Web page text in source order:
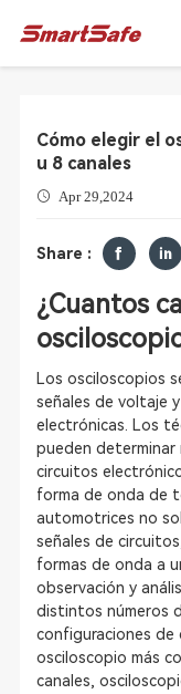
Cómo elegir el
u 8 canales
Apr 29,2024
Share :
¿Cuantos
Los osciloscopios
señales de voltaje
electrónicas. Los
pueden determinar
circuitos
forma de onda de
automotrices no
señales de
formas de onda a
observación y
distintos números
configuraciones de
osciloscopio más
canales,